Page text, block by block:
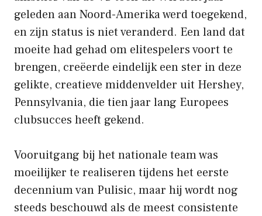
geleden aan Noord-Amerika werd toegekend,
en zijn status is niet veranderd. Een land dat
moeite had gehad om elitespelers voort te
brengen, creëerde eindelijk een ster in deze
gelikte, creatieve middenvelder uit Hershey,
Pennsylvania, die tien jaar lang Europees
clubsucces heeft gekend.
Vooruitgang bij het nationale team was
moeilijker te realiseren tijdens het eerste
decennium van Pulisic, maar hij wordt nog
steeds beschouwd als de meest consistente